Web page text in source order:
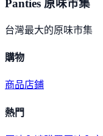
Panties 原味市集
台灣最大的原味市集
購物
商品店鋪
熱門